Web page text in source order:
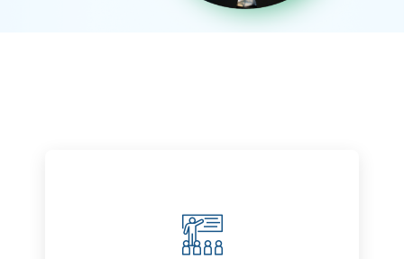
Қазақстанда жоғары білім алу
(бакалавриат)